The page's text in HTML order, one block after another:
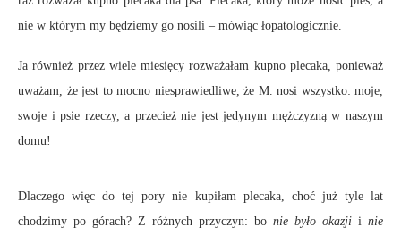
nie w którym my będziemy go nosili – mówiąc łopatologicznie.
Ja również przez wiele miesięcy rozważałam kupno plecaka, ponieważ
uważam, że jest to mocno niesprawiedliwe, że M. nosi wszystko: moje,
swoje i psie rzeczy, a przecież nie jest jedynym mężczyzną w naszym
domu!
Dlaczego więc do tej pory nie kupiłam plecaka, choć już tyle lat
chodzimy po górach? Z różnych przyczyn: bo nie było okazji i nie